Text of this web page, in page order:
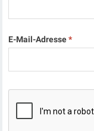
E-Mail-Adresse*